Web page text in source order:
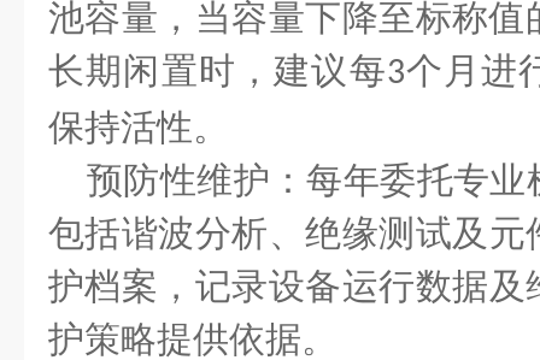
池容量，当容量下降至标称值
长期闲置时，建议每3个月进
保持活性。
预防性维护：每年委托专
包括谐波分析、绝缘测试及
护档案，记录设备运行数据
护策略提供依据。